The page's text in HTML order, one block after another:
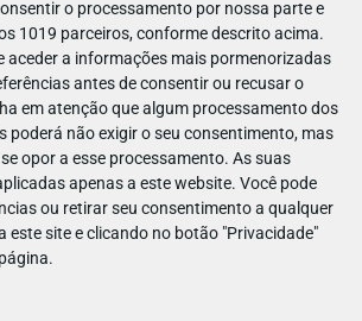
o processamento por nossa parte e
1019 parceiros, conforme descrito acima.
aceder a informações mais pormenorizadas
antes de consentir ou recusar o
em atenção que algum processamento dos
poderá não exigir o seu consentimento, mas
opor a esse processamento. As suas
apenas a este website. Você pode
ou retirar seu consentimento a qualquer
este site e clicando no botão "Privacidade"